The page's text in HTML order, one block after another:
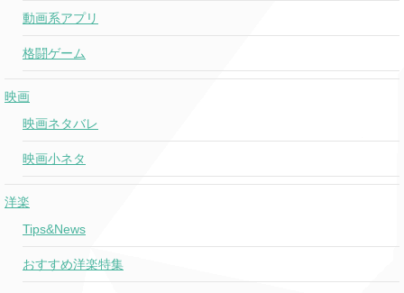
動画系アプリ
格闘ゲーム
映画
映画ネタバレ
映画小ネタ
洋楽
Tips&News
おすすめ洋楽特集